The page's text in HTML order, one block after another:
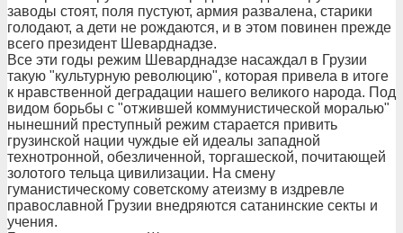
заводы стоят, поля пустуют, армия развалена, старики
голодают, а дети не рождаются, и в этом повинен прежде
всего президент Шеварднадзе.
Все эти годы режим Шеварднадзе насаждал в Грузии
такую "культурную революцию", которая привела в итоге
к нравственной деградации нашего великого народа. Под
видом борьбы с "отжившей коммунистической моралью"
нынешний преступный режим старается привить
грузинской нации чуждые ей идеалы западной
технотронной, обезличенной, торгашеской, почитающей
золотого тельца цивилизации. На смену
гуманистическому советскому атеизму в издревле
православной Грузии внедряются сатанинские секты и
учения.